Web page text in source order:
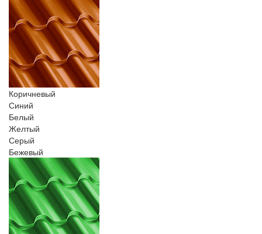
Коричневый
Синий
Белый
Желтый
Серый
Бежевый